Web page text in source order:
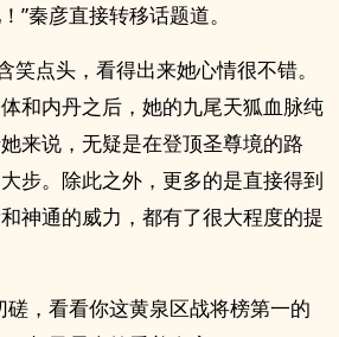
”秦彦直接转移话题道。
笑点头，看得出来她心情很不错。
和内丹之后，她的九尾天狐血脉纯
来说，无疑是在登顶圣尊境的路
步。除此之外，更多的是直接得到
神通的威力，都有了很大程度的提
磋，看看你这黄泉区战将榜第一的